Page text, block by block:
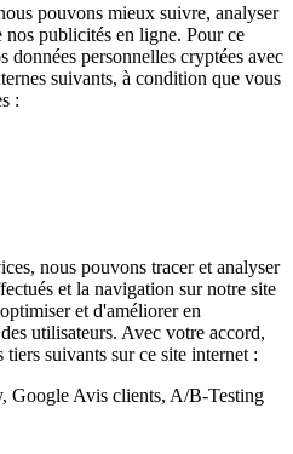
pouvons mieux suivre, analyser
publicités en ligne. Pour ce
données personnelles cryptées avec
suivants, à condition que vous
:
nous pouvons tracer et analyser
et la navigation sur notre site
et d'améliorer en
utilisateurs. Avec votre accord,
suivants sur ce site internet :
Google Avis clients, A/B-Testing